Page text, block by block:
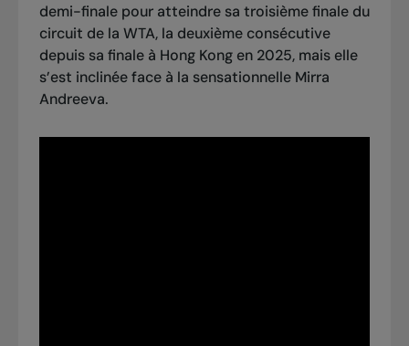
demi-finalepour atteindre sa troisième finale du
circuit de la WTA, la deuxième consécutive
depuis sa finale à Hong Kong en 2025, mais elle
s’est inclinée face à la sensationnelle Mirra
Andreeva.